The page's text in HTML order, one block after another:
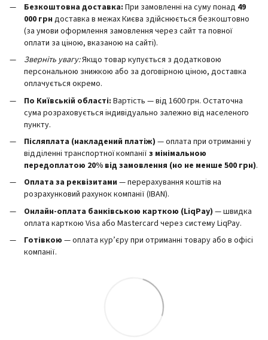
Безкоштовна доставка: При замовленні на суму понад 49
000 грн доставка в межах Києва здійснюється безкоштовно
(за умови оформлення замовлення через сайт та повної
оплати за ціною, вказаною на сайті).
Зверніть увагу:Якщо товар купується з додатковою
персональною знижкою або за договірною ціною, доставка
оплачується окремо.
По Київській області: Вартість — від 1600 грн. Остаточна
сума розраховується індивідуально залежно від населеного
пункту.
Післяплата (накладений платіж) — оплата при отриманні у
відділенні транспортної компанії з мінімальною
передоплатою 20% від замовлення (но не менше 500 грн).
Оплата за реквізитами — перерахування коштів на
розрахунковий рахунок компанії (IBAN).
Онлайн-оплата банківською карткою (LiqPay) — швидка
оплата карткою Visa або Mastercard через систему LiqPay.
Готівкою — оплата кур’єру при отриманні товару або в офісі
компанії.